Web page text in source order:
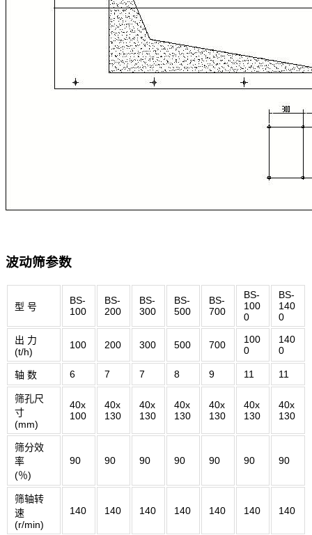
波动筛参数
型 号
BS-
100
BS-
200
BS-
300
BS-
500
BS-
700
BS-
100
0
BS-
140
0
出 力
(t/h)
100 200 300 500 700
100
0
140
0
轴 数 6 7 7 8 9 11 11
筛孔尺
寸
(mm)
40x
100
40x
130
40x
130
40x
130
40x
130
40x
130
40x
130
筛分效
率
(％)
90 90 90 90 90 90 90
筛轴转
速
(r/min)
140 140 140 140 140 140 140